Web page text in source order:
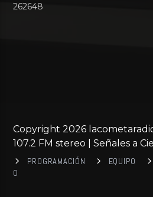
262648
Copyright 2026
107.2 FM stereo | Señales a
PROGRAMACIÓN EQUIPO
0